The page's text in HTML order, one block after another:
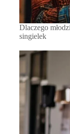
Dlaczego
singielek